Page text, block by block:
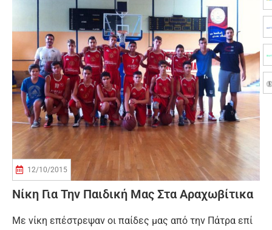
12/10/2015
Νίκη Για Την Παιδική Μας Στα Αραχωβίτικα
Με νίκη επέστρεψαν οι παίδες μας από την Πάτρα επί